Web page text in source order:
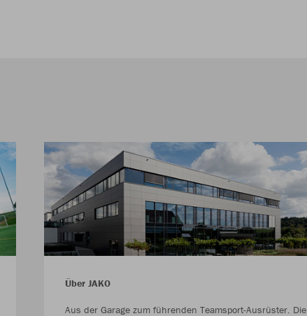
Über JAKO
Aus der Garage zum führenden Teamsport-Ausrüster. Die